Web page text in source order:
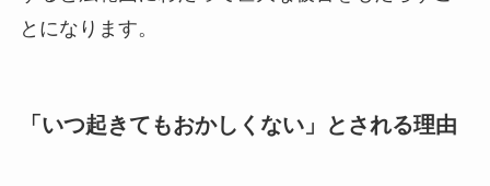
とになります。
「いつ起きてもおかしくない」とされる理由